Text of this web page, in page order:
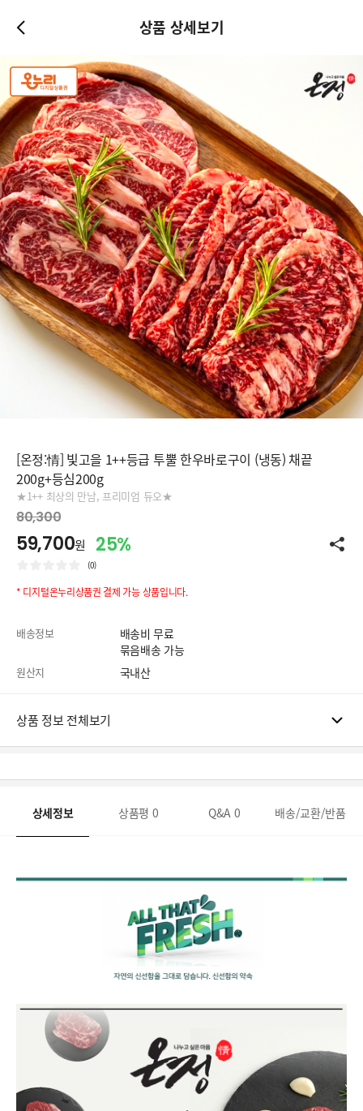
상품 상세보기
[온정:情] 빛고을 1++등급 투뿔 한우바로구이 (냉동) 채끝
200g+등심200g
★1++ 최상의 만남, 프리미엄 듀오★
80,300
59,700원 25%
(0)
* 디지털온누리상품권 결제 가능 상품입니다.
배송정보
배송비 무료
묶음배송 가능
원산지 국내산
상품 정보 전체보기
상세정보 상품평 0 Q&A 0 배송/교환/반품